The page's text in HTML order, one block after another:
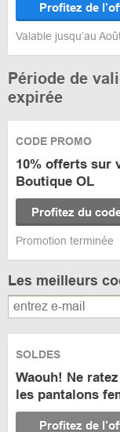
Profitez de
Valable jusqu’au
Période de
expirée
CODE PROMO
10% offerts sur
Boutique OL
Profitez du
Promotion terminée
Les meilleurs
SOLDES
Waouh! Ne
les pantalons
Profitez de